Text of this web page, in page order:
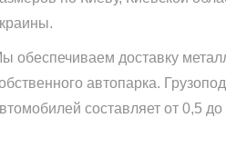
обеспечиваем доставку
автопарка.
составляет от 0,5